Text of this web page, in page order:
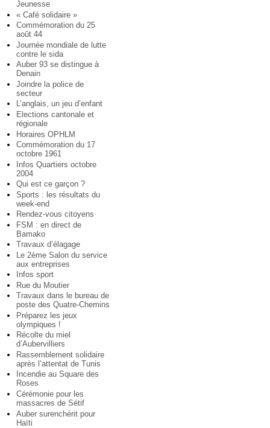
Jeunesse
« Café solidaire »
Commémoration du 25
août 44
Journée mondiale de lutte
contre le sida
Auber 93 se distingue à
Denain
Joindre la police de
secteur
L’anglais, un jeu d’enfant
Elections cantonale et
régionale
Horaires OPHLM
Commémoration du 17
octobre 1961
Infos Quartiers octobre
2004
Qui est ce garçon ?
Sports : les résultats du
week-end
Rendez-vous citoyens
FSM : en direct de
Bamako
Travaux d’élagage
Le 2ème Salon du service
aux entreprises
Infos sport
Rue du Moutier
Travaux dans le bureau de
poste des Quatre-Chemins
Préparez les jeux
olympiques !
Récolte du miel
d’Aubervilliers
Rassemblement solidaire
après l’attentat de Tunis
Incendie au Square des
Roses
Cérémonie pour les
massacres de Sétif
Auber surenchérit pour
Haïti